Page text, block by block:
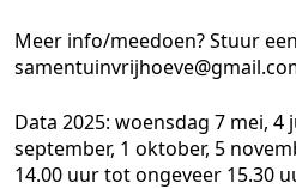
Meer info/meedoen? Stuur
Data 2025: woensdag 7 mei, 4
september, 1 oktober, 5
14.00 uur tot ongeveer 15.30